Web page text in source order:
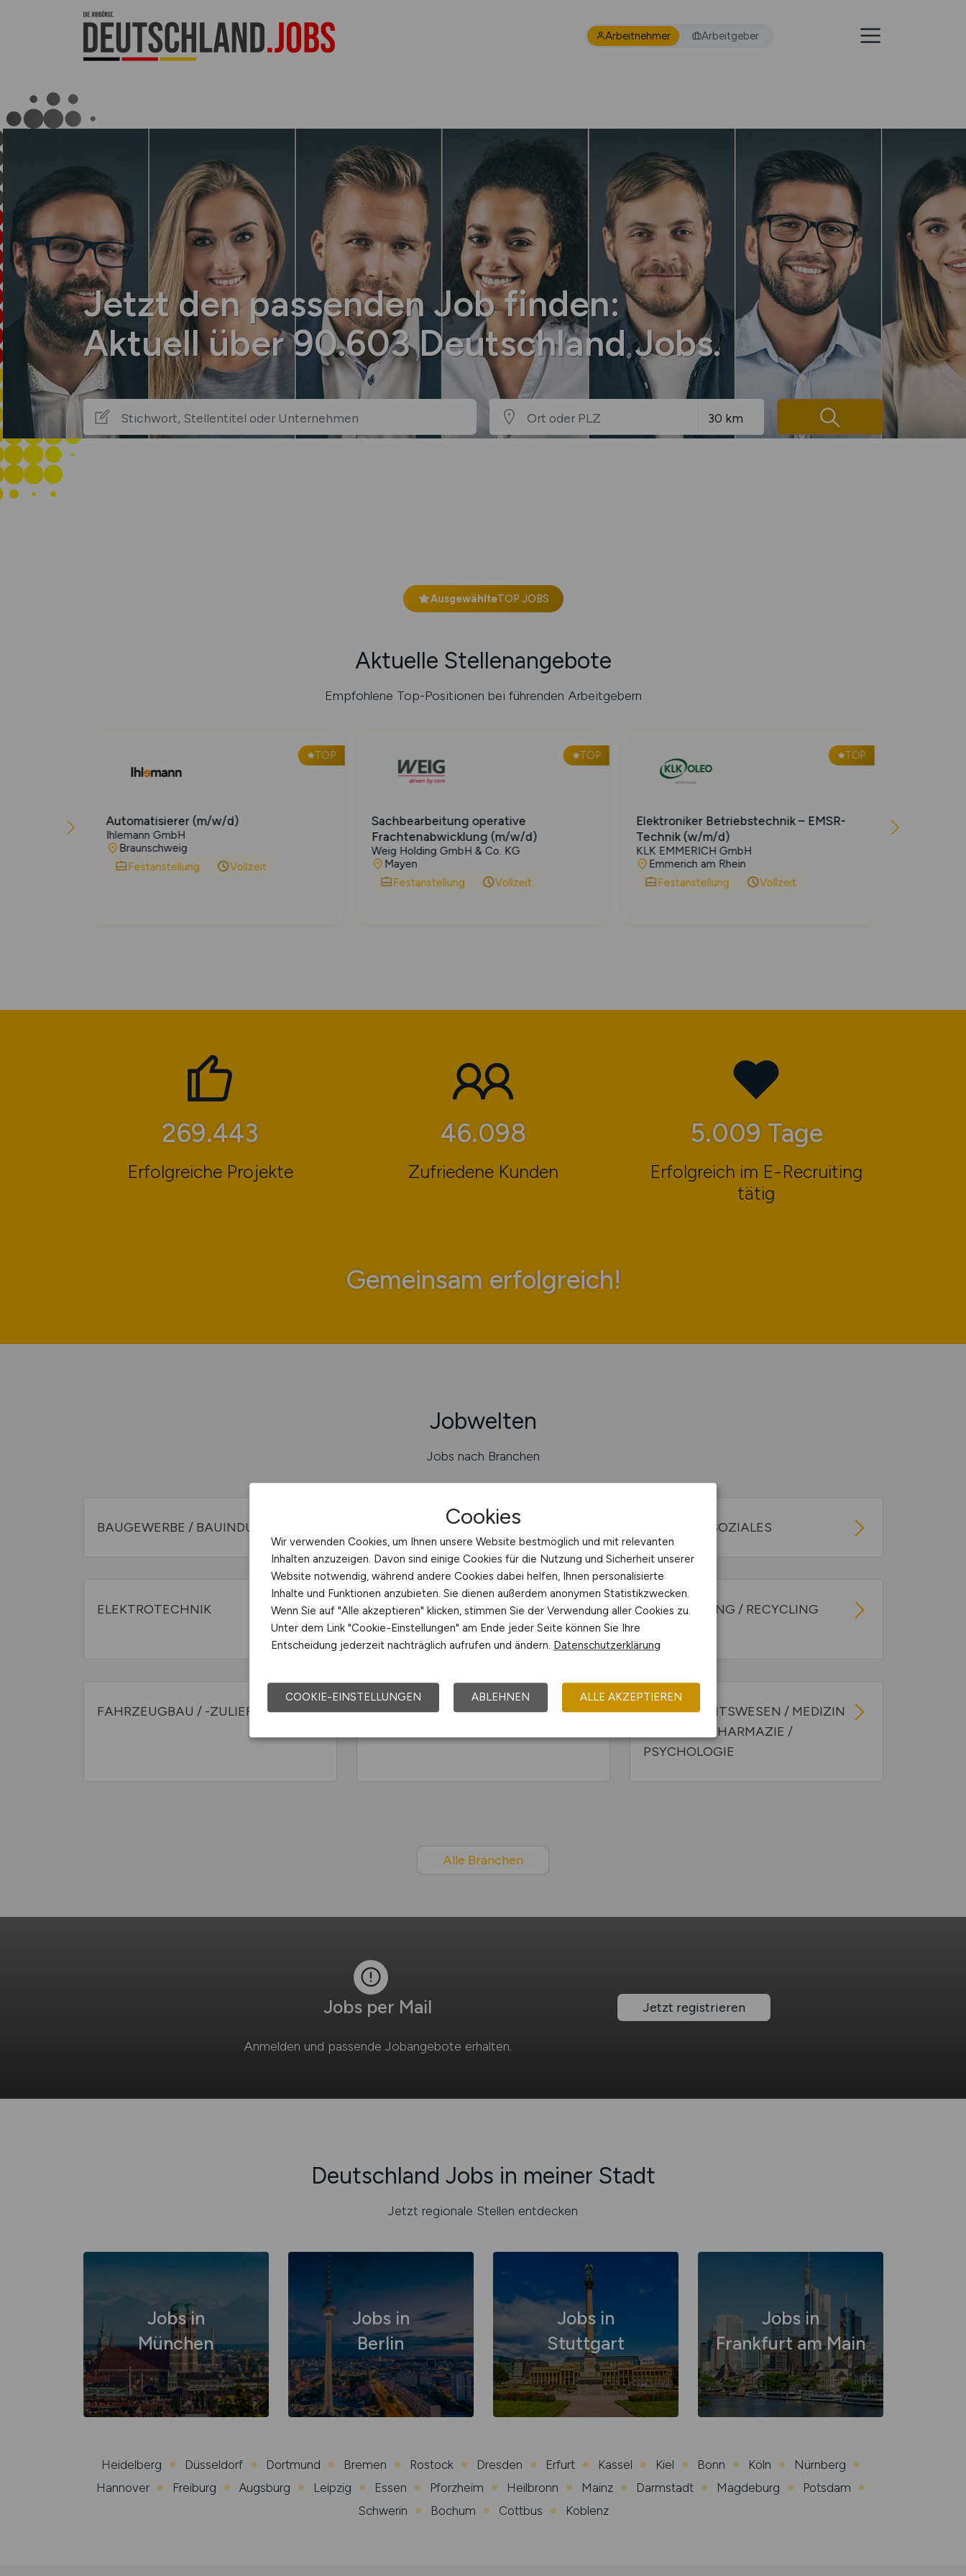
Arbeitnehmer Arbeitgeber
Jetzt den passenden Job finden:
Aktuell über 90.603 Deutschland Jobs.
AusgewählteTOP JOBS
Aktuelle Stellenangebote
Empfohlene Top-Positionen bei führenden Arbeitgebern
TOP
Automatisierer (m/w/d)
Ihlemann GmbH
Braunschweig
Festanstellung
Vollzeit
TOP
Sachbearbeitung operative
Frachtenabwicklung (m/w/d)
Weig Holding GmbH & Co. KG
Mayen
Festanstellung
Vollzeit
TOP
Elektroniker Betriebstechnik – EMSR-
Technik (w/m/d)
KLK EMMERICH GmbH
Emmerich am Rhein
Festanstellung
Vollzeit
416.614
Erfolgreiche Projekte
71.517
Zufriedene Kunden
7.771Tage
Erfolgreich im E-Recruiting
tätig
Gemeinsam erfolgreich!
Jobwelten
Jobs nach Branchen
BAUGEWERBE / BAUINDUSTRIE BERATUNG / CONSULTING BILDUNG / SOZIALES
ELEKTROTECHNIK
ENERGIEVERSORGUNG /
WASSERVERSORGUNG
ENTSORGUNG / RECYCLING
FAHRZEUGBAU / -ZULIEFERER
FINANZ- UND
GESUNDHEITSWESEN / MEDIZIN
/ PFLEGE / PHARMAZIE /
PSYCHOLOGIE
Alle Branchen
Jobs per Mail
Anmelden und passende Jobangebote erhalten.
Jetzt registrieren
Deutschland Jobs in meiner Stadt
Jetzt regionale Stellen entdecken
Jobs in
München
Jobs in
Berlin
Jobs in
Stuttgart
Jobs in
Frankfurt am Main
Heidelberg Düsseldorf Dortmund Bremen Rostock Dresden Erfurt Kassel Kiel Bonn Köln
Nürnberg
Hannover
Freiburg Augsburg Leipzig Essen Pforzheim Heilbronn Mainz Darmstadt Magdeburg
Potsdam
Schwerin
Bochum Cottbus Koblenz
Cookies
Wir verwenden Cookies, um Ihnen unsere Website bestmöglich und mit relevanten
Inhalten anzuzeigen. Davon sind einige Cookies für die Nutzung und Sicherheit unserer
Website notwendig, während andere Cookies dabei helfen, Ihnen personalisierte
Inhalte und Funktionen anzubieten. Sie dienen außerdem anonymen Statistikzwecken.
Wenn Sie auf "Alle akzeptieren" klicken, stimmen Sie der Verwendung aller Cookies zu.
Unter dem Link "Cookie-Einstellungen" am Ende jeder Seite können Sie Ihre
Entscheidung jederzeit nachträglich aufrufen und ändern. Datenschutzerklärung
COOKIE-EINSTELLUNGEN ABLEHNEN ALLE AKZEPTIEREN